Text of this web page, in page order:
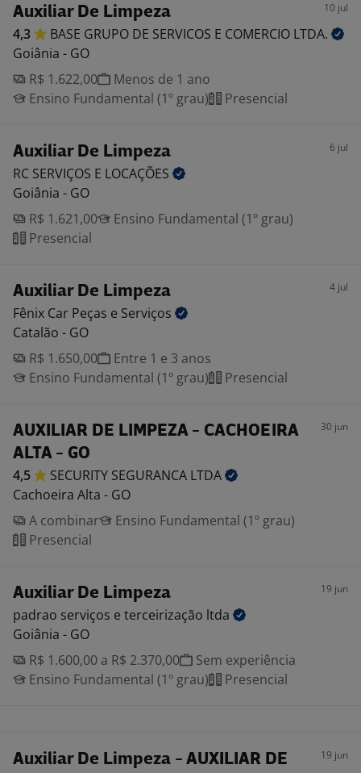
Auxiliar De Limpeza 10 jul
4,3 BASE GRUPO DE SERVICOS E COMERCIO LTDA.
Goiânia - GO
R$ 1.622,00
Menos de 1 ano
Ensino Fundamental (1º grau)
Presencial
Auxiliar De Limpeza 6 jul
RC SERVIÇOS E LOCAÇÕES
Goiânia - GO
R$ 1.621,00
Ensino Fundamental (1º grau)
Presencial
Auxiliar De Limpeza 4 jul
Fênix Car Peças e Serviços
Catalão - GO
R$ 1.650,00
Entre 1 e 3 anos
Ensino Fundamental (1º grau)
Presencial
AUXILIAR DE LIMPEZA - CACHOEIRA
ALTA - GO
30 jun
4,5 SECURITY SEGURANCA LTDA
Cachoeira Alta - GO
A combinar
Ensino Fundamental (1º grau)
Presencial
Auxiliar De Limpeza 19 jun
padrao serviços e terceirização ltda
Goiânia - GO
R$ 1.600,00 a R$ 2.370,00
Sem experiência
Ensino Fundamental (1º grau)
Presencial
Auxiliar De Limpeza - AUXILIAR DE
19 jun